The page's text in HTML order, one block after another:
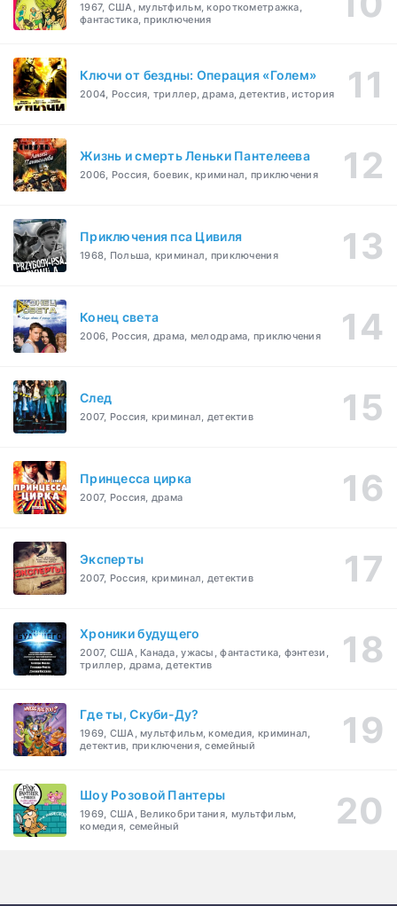
1967, США, мультфильм, короткометражка,
фантастика, приключения
Ключи от бездны: Операция «Голем»
2004, Россия, триллер, драма, детектив, история
Жизнь и смерть Леньки Пантелеева
2006, Россия, боевик, криминал, приключения
Приключения пса Цивиля
1968, Польша, криминал, приключения
Конец света
2006, Россия, драма, мелодрама, приключения
След
2007, Россия, криминал, детектив
Принцесса цирка
2007, Россия, драма
Эксперты
2007, Россия, криминал, детектив
Хроники будущего
2007, США, Канада, ужасы, фантастика, фэнтези,
триллер, драма, детектив
Где ты, Скуби-Ду?
1969, США, мультфильм, комедия, криминал,
детектив, приключения, семейный
Шоу Розовой Пантеры
1969, США, Великобритания, мультфильм,
комедия, семейный